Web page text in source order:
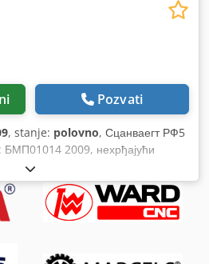
Pozvati
, stanje: polovno, Сцанваегт РФ5
БМП01014 2009, нехрђајући
до 40 пакета у минути, макс.
укупна дужина 800мм